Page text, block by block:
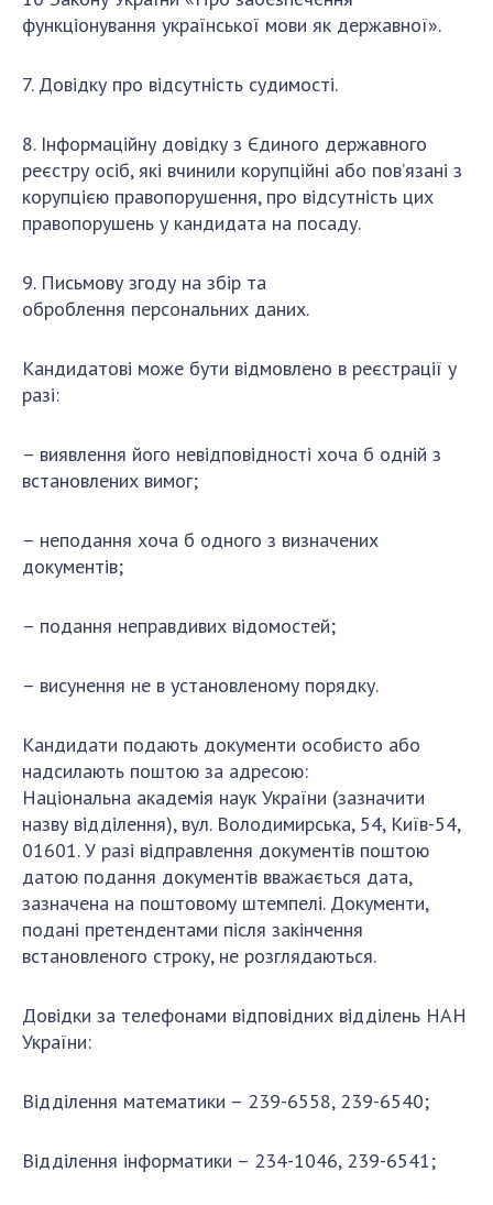
функціонування української мови як державної».
7. Довідку про відсутність судимості.
8. Інформаційну довідку з Єдиного державного
реєстру осіб, які вчинили корупційні або пов’язані з
корупцією правопорушення, про відсутність цих
правопорушень у кандидата на посаду.
9. Письмову згоду на збір та
оброблення персональних даних.
Кандидатові може бути відмовлено в реєстрації у
разі:
– виявлення його невідповідності хоча б одній з
встановлених вимог;
– неподання хоча б одного з визначених
документів;
– подання неправдивих відомостей;
– висунення не в установленому порядку.
Кандидати подають документи особисто або
надсилають поштою за адресою:
Національна академія наук України (зазначити
назву відділення), вул. Володимирська, 54, Київ-54,
01601. У разі відправлення документів поштою
датою подання документів вважається дата,
зазначена на поштовому штемпелі. Документи,
подані претендентами після закінчення
встановленого строку, не розглядаються.
Довідки за телефонами відповідних відділень НАН
України:
Відділення математики – 239-6558, 239-6540;
Відділення інформатики – 234-1046, 239-6541;